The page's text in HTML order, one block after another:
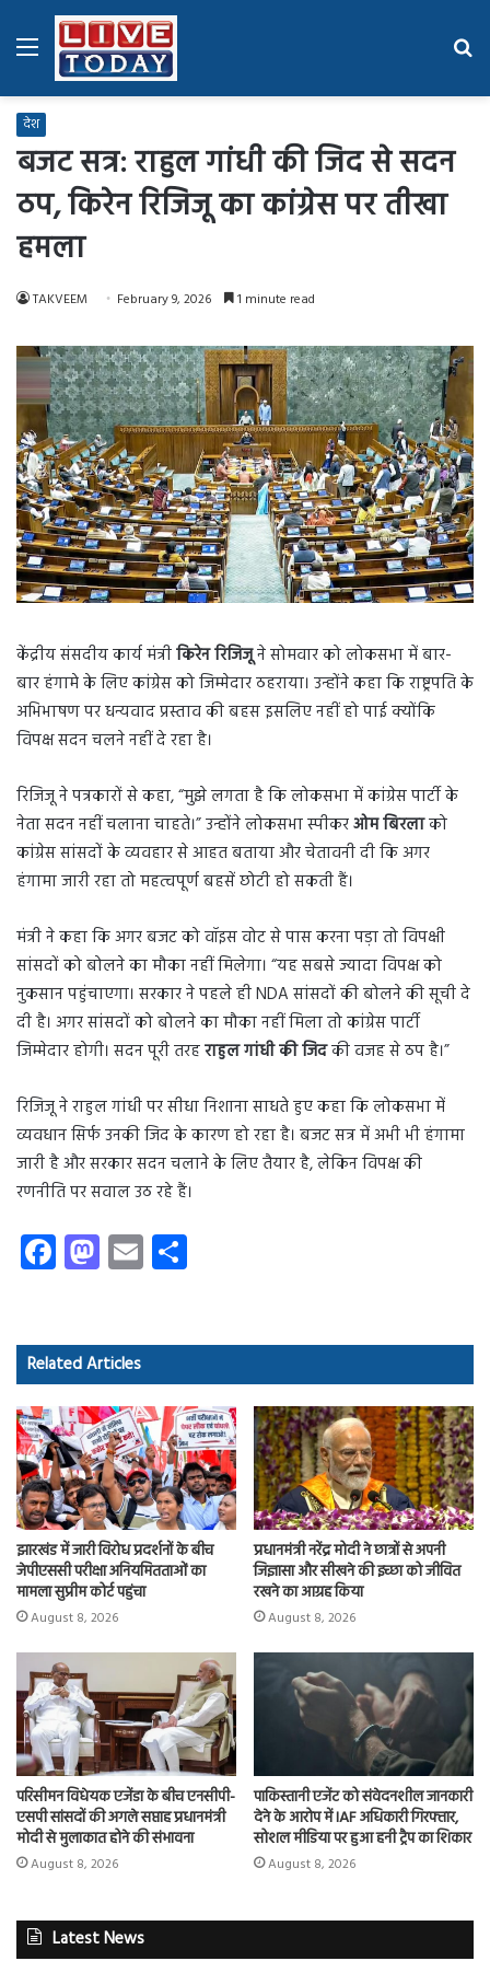
Menu
देश
बजट सत्र: राहुल गांधी की जिद से सदन
ठप, किरेन रिजिजू का कांग्रेस पर तीखा
हमला
TAKVEEM February 9, 2026 1 minute read
केंद्रीय संसदीय कार्य मंत्रीकिरेन रिजिजूने सोमवार को लोकसभा में बार-
बार हंगामे के लिए कांग्रेस को जिम्मेदार ठहराया। उन्होंने कहा कि राष्ट्रपति के
अभिभाषण पर धन्यवाद प्रस्ताव की बहस इसलिए नहीं हो पाई क्योंकि
विपक्ष सदन चलने नहीं दे रहा है।
रिजिजू ने पत्रकारों से कहा, “मुझे लगता है कि लोकसभा में कांग्रेस पार्टी के
नेता सदन नहीं चलाना चाहते।” उन्होंने लोकसभा स्पीकरओम बिरलाको
कांग्रेस सांसदों के व्यवहार से आहत बताया और चेतावनी दी कि अगर
हंगामा जारी रहा तो महत्वपूर्ण बहसें छोटी हो सकती हैं।
मंत्री ने कहा कि अगर बजट को वॉइस वोट से पास करना पड़ा तो विपक्षी
सांसदों को बोलने का मौका नहीं मिलेगा। “यह सबसे ज्यादा विपक्ष को
नुकसान पहुंचाएगा। सरकार ने पहले ही NDA सांसदों की बोलने की सूची दे
दी है। अगर सांसदों को बोलने का मौका नहीं मिला तो कांग्रेस पार्टी
जिम्मेदार होगी। सदन पूरी तरहराहुल गांधी की जिदकी वजह से ठप है।”
रिजिजू ने राहुल गांधी पर सीधा निशाना साधते हुए कहा कि लोकसभा में
व्यवधान सिर्फ उनकी जिद के कारण हो रहा है। बजट सत्र में अभी भी हंगामा
जारी है और सरकार सदन चलाने के लिए तैयार है, लेकिन विपक्ष की
रणनीति पर सवाल उठ रहे हैं।
Fa
ce
o
ok
M
as
d
o
n
E
m
Related Articles
झारखंड में जारी विरोध प्रदर्शनों के बीच
जेपीएससी परीक्षा अनियमितताओं का
मामला सुप्रीम कोर्ट पहुंचा
August 8, 2026
प्रधानमंत्री नरेंद्र मोदी ने छात्रों से अपनी
जिज्ञासा और सीखने की इच्छा को जीवित
रखने का आग्रह किया
August 8, 2026
परिसीमन विधेयक एजेंडा के बीच एनसीपी-
एसपी सांसदों की अगले सप्ताह प्रधानमंत्री
मोदी से मुलाकात होने की संभावना
August 8, 2026
पाकिस्तानी एजेंट को संवेदनशील जानकारी
देने के आरोप में IAF अधिकारी गिरफ्तार,
सोशल मीडिया पर हुआ हनी ट्रैप का शिकार
August 8, 2026
Latest News